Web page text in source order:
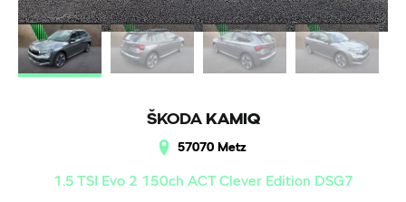
ŠKODA KAMIQ
1.5 TSI Evo 2 150ch ACT Clever Edition DSG7
57070 Metz